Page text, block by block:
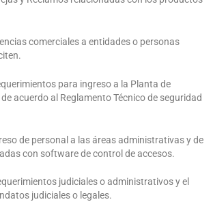
comerciales a entidades o personas
para ingreso a la Planta de
acuerdo al Reglamento Técnico de seguridad
de personal a las áreas administrativas y de
con software de control de accesos.
judiciales o administrativos y el
judiciales o legales.